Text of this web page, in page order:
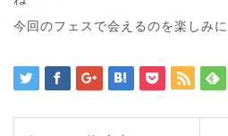
今回のフェスで会えるのを楽しみに